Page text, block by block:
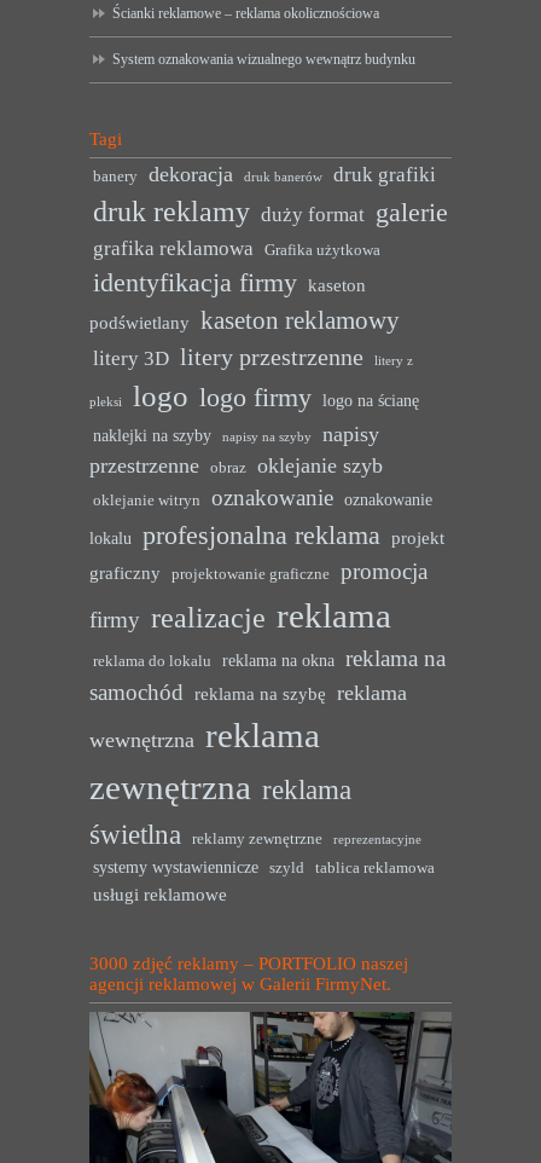
Ścianki reklamowe – reklama okolicznościowa
System oznakowania wizualnego wewnątrz budynku
Tagi
banery dekoracja druk banerów druk grafiki
druk reklamy duży format galerie
grafika reklamowa Grafika użytkowa
identyfikacja firmy kaseton
podświetlany kaseton reklamowy
litery 3D litery przestrzenne litery z
pleksi logo logo firmy logo na ścianę
naklejki na szyby
napisy na szyby
napisy
przestrzenne
obraz oklejanie szyb
oklejanie witryn oznakowanie oznakowanie
lokalu profesjonalna reklama projekt
graficzny
projektowanie graficzne
promocja
firmy realizacje reklama
reklama do lokalu reklama na okna reklama na
samochód reklama na szybę reklama
wewnętrzna reklama
zewnętrzna reklama
świetlna
reklamy zewnętrzne reprezentacyjne
systemy wystawiennicze szyld tablica reklamowa
usługi reklamowe
3000 zdjęć reklamy – PORTFOLIO naszej
agencji reklamowej w Galerii FirmyNet.